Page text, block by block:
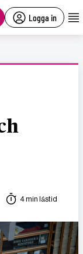
Logga in
4 min lästid